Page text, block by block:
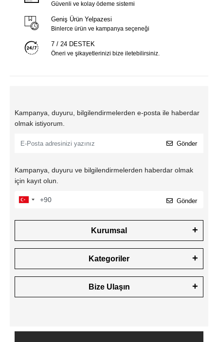
Güvenli ve kolay ödeme sistemi
Geniş Ürün Yelpazesi
Binlerce ürün ve kampanya seçeneği
7 / 24 DESTEK
Öneri ve şikayetlerinizi bize iletebilirsiniz.
Kampanya, duyuru, bilgilendirmelerden e-posta ile haberdar
olmak istiyorum.
Gönder
Kampanya, duyuru ve bilgilendirmelerden haberdar olmak
için kayıt olun.
Gönder
Kurumsal
Kategoriler
Bize Ulaşın